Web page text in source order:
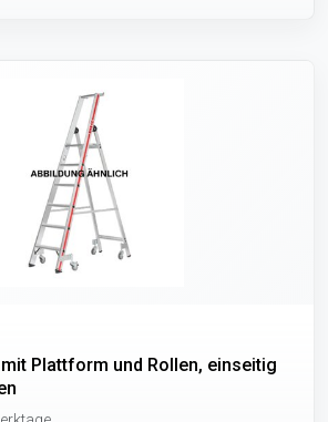
Plattform und Rollen, einseitig